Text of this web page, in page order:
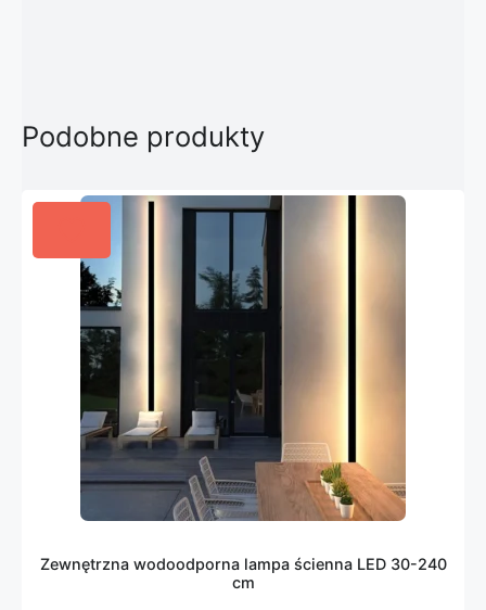
Podobne produkty
Zewnętrzna wodoodporna lampa ścienna LED 30-240
cm